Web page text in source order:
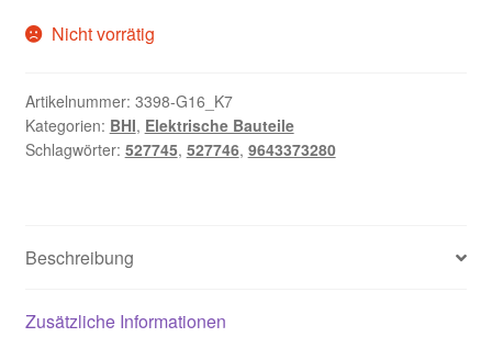
Nicht vorrätig
Artikelnummer: 3398-G16_K7
Kategorien: BHI, Elektrische Bauteile
Schlagwörter: 527745, 527746, 9643373280
Beschreibung
Zusätzliche Informationen